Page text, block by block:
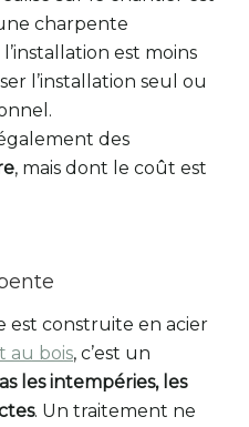
charpente
est moins
l’installation seul ou
des
, mais dont le coût est
est construite en acier
au bois, c’est un
les intempéries, les
. Un traitement ne